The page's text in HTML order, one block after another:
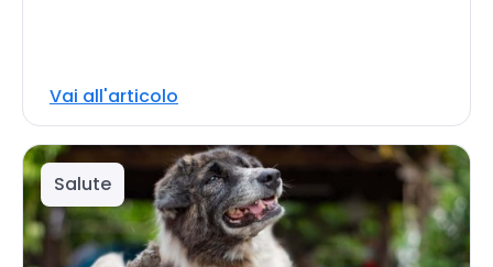
Vai all'articolo
Salute